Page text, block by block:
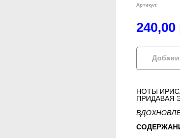
Артикул:
240,00
НОТЫ
ПРИДАВАЯ